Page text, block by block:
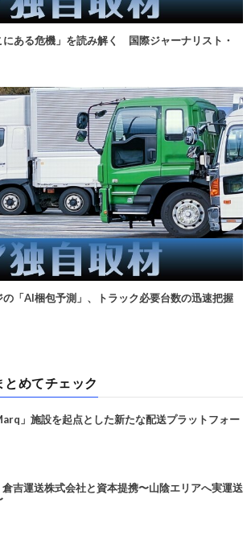
にある危機」を読み解く 国際ジャーナリスト・
の「AI梱包予測」、トラック必要台数の迅速把握
とめてチェック
」施設を起点とした新たな配送プラットフォー
吉運送株式会社と資本提携〜山陰エリアへ実運送